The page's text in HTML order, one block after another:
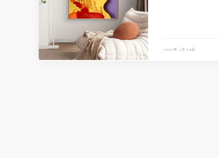
2023年 1月 28日